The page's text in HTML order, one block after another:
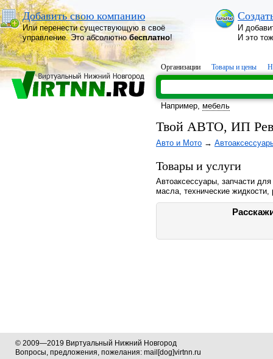
Добавить свою компанию
Или перенести существующую в своё
управление. Это абсолютнобесплатно!
И
И это
Организации Товары и цены
Например, мебель
Твой АВТО, ИП
Авто и Мото →
Товары и услуги
Автоаксессуары, запчасти
масла, технические
© 2009—2019 Виртуальный Нижний Новгород
Вопросы, предложения, пожелания: mail[dog]virtnn.ru